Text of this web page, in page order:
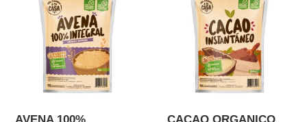
AVENA 100%
CACAO ORGANICO